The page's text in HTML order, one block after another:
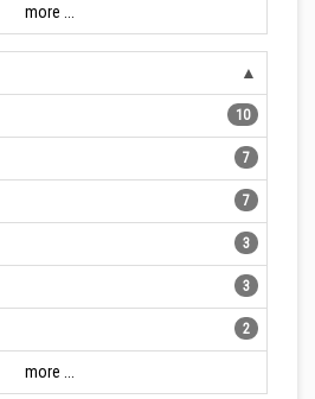
more ...
10
7
7
3
3
2
more ...